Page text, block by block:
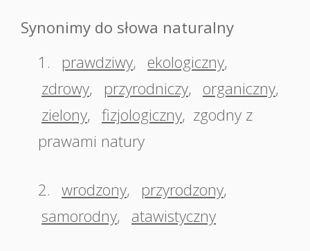
Synonimy do słowa naturalny
1.
prawdziwy, ekologiczny,
zdrowy, przyrodniczy, organiczny,
zielony, fizjologiczny, zgodny z
prawami natury
2. wrodzony, przyrodzony,
samorodny, atawistyczny